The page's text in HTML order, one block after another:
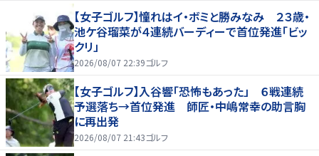
【女子ゴルフ】憧れはイ・ボミと勝みなみ ２３歳・
池ケ谷瑠菜が４連続バーディーで首位発進「ビッ
クリ」
2026/08/07 22:39ゴルフ
【女子ゴルフ】入谷響「恐怖もあった」 ６戦連続
予選落ち→首位発進 師匠・中嶋常幸の助言胸
に再出発
2026/08/07 21:43ゴルフ